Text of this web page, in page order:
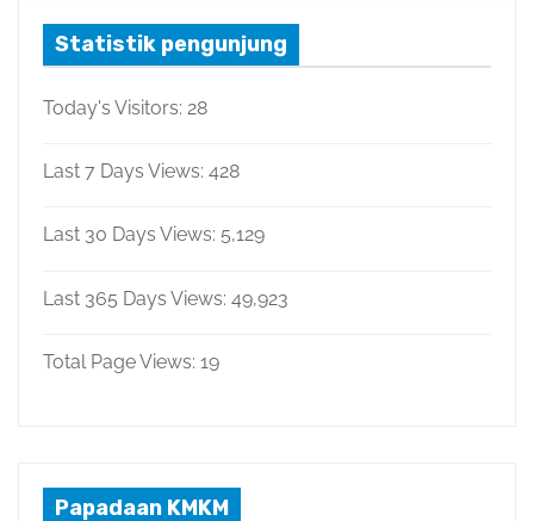
Statistik pengunjung
Today's Visitors: 28
Last 7 Days Views: 428
Last 30 Days Views: 5,129
Last 365 Days Views: 49,923
Total Page Views: 19
Papadaan KMKM